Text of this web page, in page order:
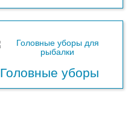
Головные уборы